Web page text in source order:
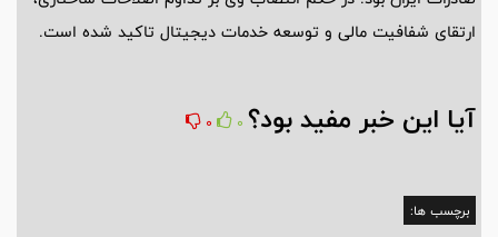
ارتقای شفافیت مالی و توسعه خدمات دیجیتال تاکید شده است.
آیا این خبر مفید بود؟ 0
0
برچسب ها: